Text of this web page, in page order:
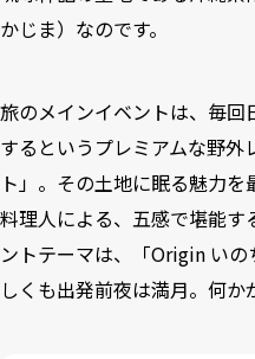
かじま）なのです。
旅のメインイベントは、毎
するというプレミアムな野外
ト 」。その土地に眠る魅力
料理人による、五感で堪能す
ントテーマは、「Origin い
しくも出発前夜は満月。何か